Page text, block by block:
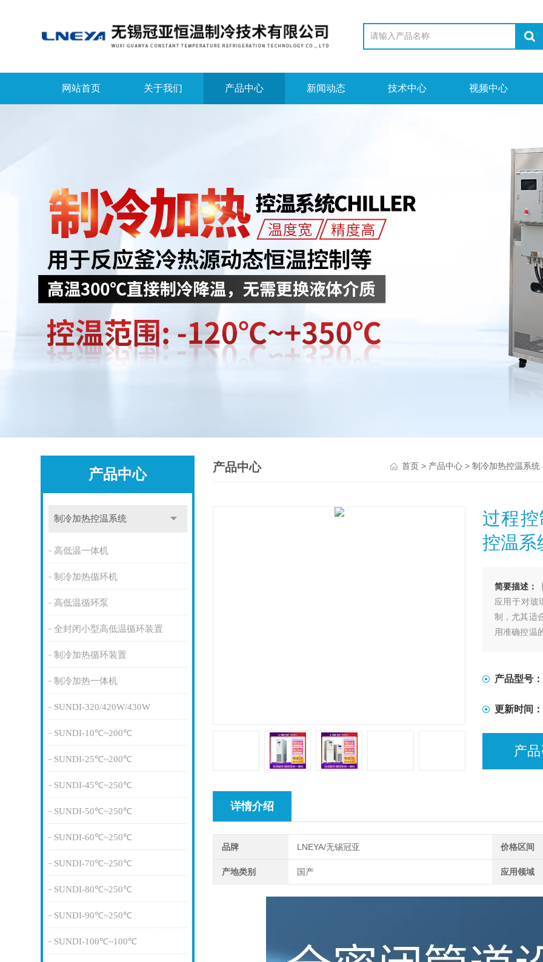
网站首页 关于我们 产品中心 新闻动态 技术中心 视频中心
产品中心
制冷加热控温系统
高低温一体机
制冷加热循环机
高低温循环泵
全封闭小型高低温循环装置
制冷加热循环装置
制冷加热一体机
SUNDI-320/420W/430W
SUNDI-10℃~200℃
SUNDI-25℃~200℃
SUNDI-45℃~250℃
SUNDI-50℃~250℃
SUNDI-60℃~250℃
SUNDI-70℃~250℃
SUNDI-80℃~250℃
SUNDI-90℃~250℃
SUNDI-100℃~100℃
产品中心 首页> 产品中心> 制冷加热控温系统
过程
控温系
简要描述：
应用于对玻
制，尤其适
用准确控温
产品型号：
更新时间：
产
详情介绍
品牌 LNEYA/无锡冠亚 价格区间
产地类别 国产 应用领域